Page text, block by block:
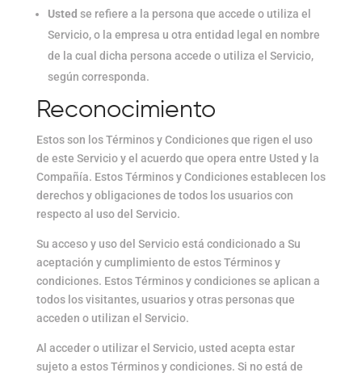
Usted se refiere a la persona que accede o utiliza el
Servicio, o la empresa u otra entidad legal en nombre
de la cual dicha persona accede o utiliza el Servicio,
según corresponda.
Reconocimiento
Estos son los Términos y Condiciones que rigen el uso
de este Servicio y el acuerdo que opera entre Usted y la
Compañía. Estos Términos y Condiciones establecen los
derechos y obligaciones de todos los usuarios con
respecto al uso del Servicio.
Su acceso y uso del Servicio está condicionado a Su
aceptación y cumplimiento de estos Términos y
condiciones. Estos Términos y condiciones se aplican a
todos los visitantes, usuarios y otras personas que
acceden o utilizan el Servicio.
Al acceder o utilizar el Servicio, usted acepta estar
sujeto a estos Términos y condiciones. Si no está de